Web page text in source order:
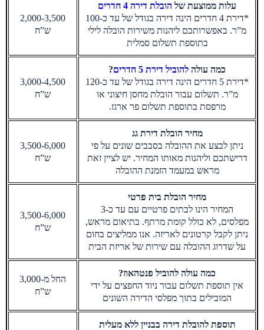
עלות ממוצעת של הובלת דירה 4 חדרים
*דירת 4 חדרים הינה דירה בגודל של עד כ-100
מ”ר. באפשרותכם ליהנות משירות הובלה לילי
בתוספת תשלום סמלית
2,000-3,500
ש”ח
כמה עולה להוביל דירת 5 חדרים
?
*דירת 5 חדרים הינה דירה בגודל של עד כ-120
מ”ר. תשלום עבור הובלת מחסן חיצוני או
מרפסת בתוספת תשלום פר ארגז.
3,000-4,500
ש”ח
מחיר הובלת דירת גג
ניתן לבצע את ההובלה בסבבים שונים על פי
דרישתכם וליהנות מאותו המחיר. יש לציין זאת
מראש במעמד הזמנת ההובלה
3,500-6,000
ש”ח
מחיר הובלת בית פרטי
המחיר הינו לבתים פרטיים עם עד כ-3
מפלסים, לא כולל קומת מרתף. בתיאום מראש,
ניתן לקבל קרטונים לאריזה. אנו ממליצים בחום
על שדרוג ההובלה עם שירות של אריזת הבית
3,500-6,000
ש”ח
כמה עולה להוביל פנטהאוז?
אין תוספת תשלום עבור ניוד החפצים על ידי
המובילים בתוך מפלסי הדירה השונים
החל מ-3,000
ש”ח
תוספת להובלת דירה בבניין ללא מעלית